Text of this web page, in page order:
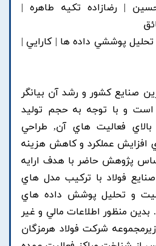
| رضازاده تکيه طاهره |
پوششي داده ها | کارايي |
صنايع کشور و رشد آن بيانگر
و با توجه به حجم توليد
فعاليت هاي آن, طراحي
افزايش عملکرد و کاهش هزينه
پژوهش حاضر با هدف ارايه
صنايع فولاد با ترکيب مدل هاي
و تحليل پوشش داده هاي
منظور اطلاعات مالي و غير
شرکت فولاد هرمزگان